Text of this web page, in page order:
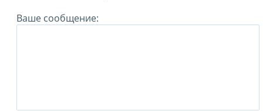
Ваше сообщение: